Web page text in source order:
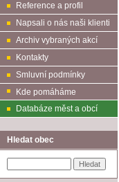
Reference a profil
Napsali o nás naši klienti
Archiv vybraných akcí
Kontakty
Smluvní podmínky
Kde pomáháme
Databáze měst a obcí
Hledat obec